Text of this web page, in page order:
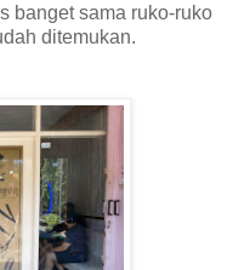
banget sama ruko-ruko
ditemukan.